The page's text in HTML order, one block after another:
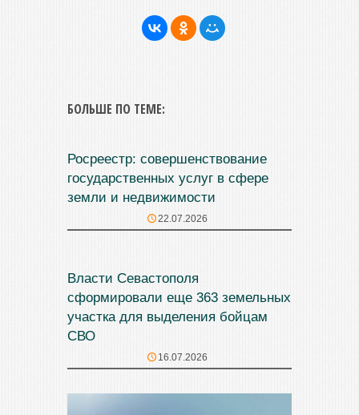
БОЛЬШЕ ПО ТЕМЕ:
Росреестр: совершенствование
государственных услуг в сфере
земли и недвижимости
22.07.2026
Власти Севастополя
сформировали еще 363 земельных
участка для выделения бойцам
СВО
16.07.2026